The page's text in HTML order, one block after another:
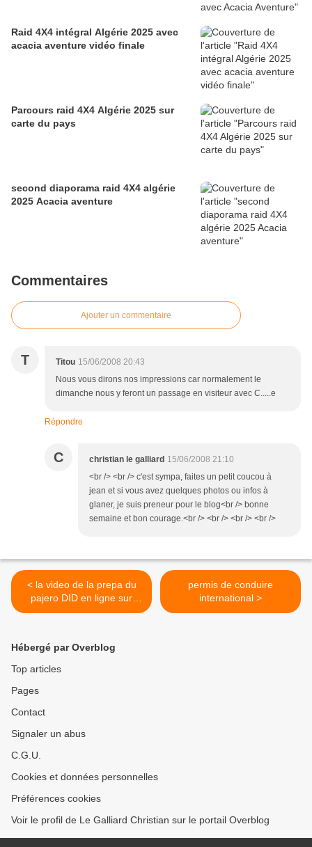
Raid 4X4 intégral Algérie 2025 avec
acacia aventure vidéo finale
Parcours raid 4X4 Algérie 2025 sur
carte du pays
second diaporama raid 4X4 algérie
2025 Acacia aventure
Commentaires
Ajouter un commentaire
T Titou 15/06/2008 20:43
Nous vous dirons nos impressions car normalement le
dimanche nous y feront un passage en visiteur avec C.....e
Répondre
C christian le galliard 15/06/2008 21:10
<br /> <br /> c'est sympa, faites un petit coucou à
jean et si vous avez quelques photos ou infos à
glaner, je suis preneur pour le blog<br /> bonne
semaine et bon courage.<br /> <br /> <br /> <br />
< la video de la prepa du
pajero DID en ligne sur
AXE4 !
permis de conduire
international >
Hébergé par Overblog
Top articles
Pages
Contact
Signaler un abus
C.G.U.
Cookies et données personnelles
Préférences cookies
Voir le profil de Le Galliard Christian sur le portail Overblog